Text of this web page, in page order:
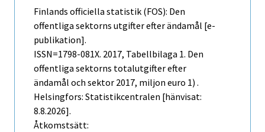
Finlands officiella statistik (FOS): Den
offentliga sektorns utgifter efter ändamål [e-
publikation].
ISSN=1798-081X. 2017, Tabellbilaga 1. Den
offentliga sektorns totalutgifter efter
ändamål och sektor 2017, miljon euro 1) .
Helsingfors: Statistikcentralen [hänvisat:
8.8.2026].
Åtkomstsätt: